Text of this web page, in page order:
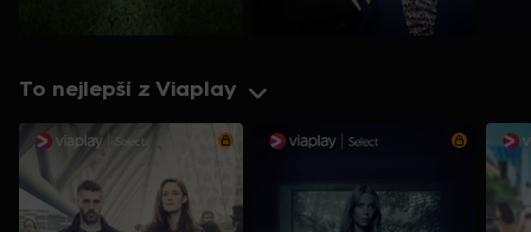
To nejlepší z Viaplay